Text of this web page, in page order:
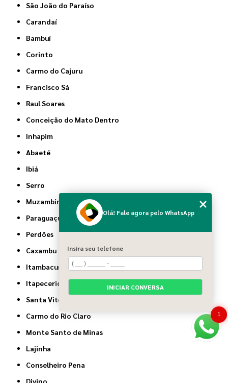
São João do Paraíso
Carandaí
Bambuí
Corinto
Carmo do Cajuru
Francisco Sá
Raul Soares
Conceição do Mato Dentro
Inhapim
Abaeté
Ibiá
Serro
Muzambinho
Paraguaçu
Perdões
Caxambu
Itambacuri
Itapecerica
Santa Vitória
Carmo do Rio Claro
Monte Santo de Minas
Lajinha
Conselheiro Pena
Divino
1
Olá! Fale agora pelo WhatsApp
Insira seu telefone
INICIAR CONVERSA